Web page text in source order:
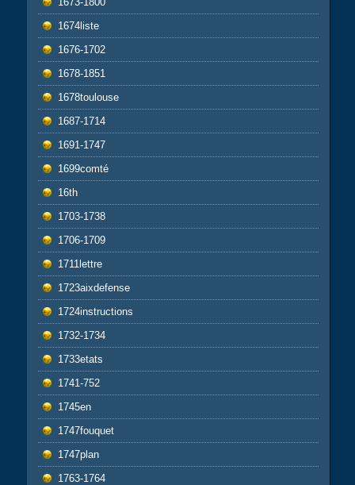
1674liste
1676-1702
1678-1851
1678toulouse
1687-1714
1691-1747
1699comté
16th
1703-1738
1706-1709
1711lettre
1723aixdefense
1724instructions
1732-1734
1733etats
1741-752
1745en
1747fouquet
1747plan
1763-1764